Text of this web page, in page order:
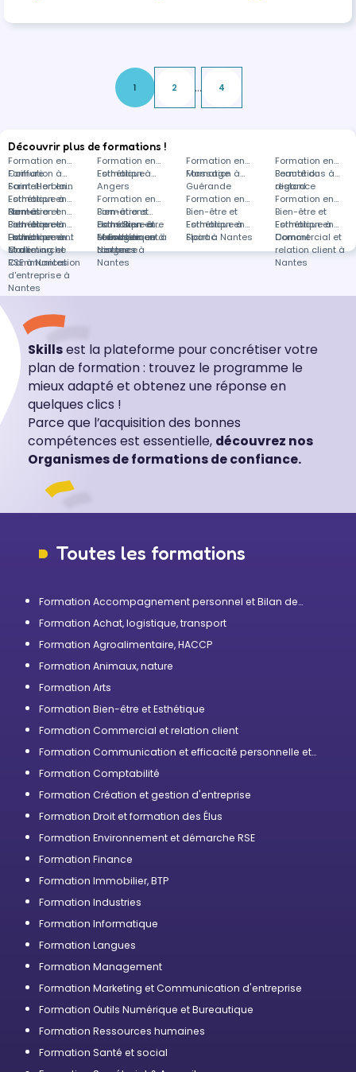
Vous réaliserez différentes techniques d’effilag…
1 2 ... 4
Découvrir plus de formations !
Formation en
Coiffure
Formation en
Esthétique
Formation en
Massage
Formation en
Beauté du
regard
Formation à
Saint-Herblain
Formation à
Angers
Formation à
Guérande
Formations à
distance
Formation en
Esthétique à
Nantes
Formation en
Bien-être et
Esthétique à
Ham
Formation en
Bien-être et
Esthétique à
Lécousse
Formation en
Bien-être et
Esthétique à
Floirac
Formation en
Bien-être et
Esthétique à
Domont
Formation en
Bien-être et
Esthétique à
Croix
Formations
dans Bien-être
et Esthétique à
distance
Formation en
Environnement
et démarche
RSE à Nantes
Formation en
Management à
Nantes
Formation en
Sport à Nantes
Formation en
Commercial et
relation client à
Nantes
Formation en
Marketing et
Communication
d'entreprise à
Nantes
Formation en
Langues à
Nantes
Skillsest la plateforme pour concrétiser votre
plan de formation : trouvez le programme le
mieux adapté et obtenez une réponse en
quelques clics !
Parce que l’acquisition des bonnes
compétences est essentielle, découvrez nos
Organismes de formations de confiance.
Toutes les formations
Formation Accompagnement personnel et Bilan de
Formation Achat, logistique, transport
Formation Agroalimentaire, HACCP
Formation Animaux, nature
Formation Arts
Formation Bien-être et Esthétique
Formation Commercial et relation client
Formation Communication et efficacité personnelle et
Formation Comptabilité
Formation Création et gestion d'entreprise
Formation Droit et formation des Élus
Formation Environnement et démarche RSE
Formation Finance
Formation Immobilier, BTP
Formation Industries
Formation Informatique
Formation Langues
Formation Management
Formation Marketing et Communication d'entreprise
Formation Outils Numérique et Bureautique
Formation Ressources humaines
Formation Santé et social